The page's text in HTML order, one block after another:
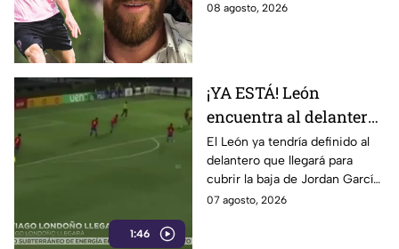
carrera.
08 agosto, 2026
1:46
¡YA ESTÁ! León
encuentra al delantero
que suplirá a Jordan
García; sus números
generan DUDAS
El León ya tendría definido al
delantero que llegará para
cubrir la baja de Jordan García.
Se trata del colombiano
07 agosto, 2026